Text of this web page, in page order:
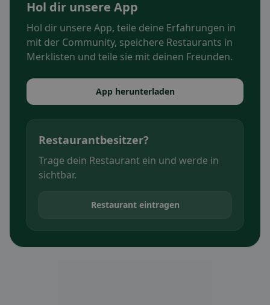
Hol dir unsere App
Hol dir unsere App, teile deine Erfahrungen in
mit der Community, speichere Restaurants in
Merklisten und teile sie mit deinen Freunden.
App herunterladen
Restaurantbesitzer?
Trage dein Restaurant ein und werde in
sichtbar.
Restaurant eintragen